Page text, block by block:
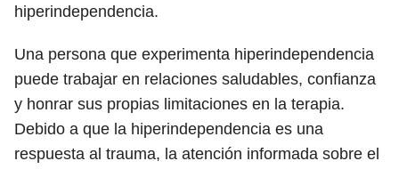
hiperindependencia.
Una persona que experimenta hiperindependencia
puede trabajar en relaciones saludables, confianza
y honrar sus propias limitaciones en la terapia.
Debido a que la hiperindependencia es una
respuesta al trauma, la atención informada sobre el